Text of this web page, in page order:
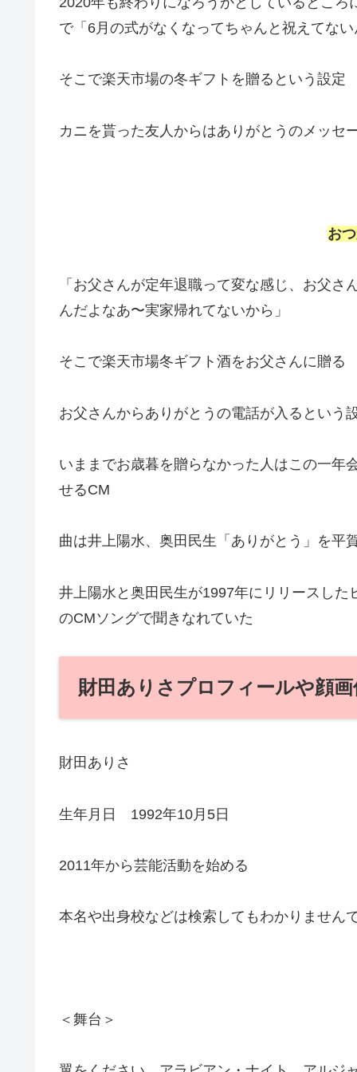
で「6月の式がなくなってちゃんと祝えてな
そこで楽天市場の冬ギフトを贈るという設定
カニを貰った友人からはありがとうのメッセ
お
「お父さんが定年退職って変な感じ、お父
んだよなあ〜実家帰れてないから」
そこで楽天市場冬ギフト酒をお父さんに贈る
お父さんからありがとうの電話が入るという
いままでお歳暮を贈らなかった人はこの一年
せるCM
曲は井上陽水、奥田民生「ありがとう」を平
井上陽水と奥田民生が1997年にリリースし
のCMソングで聞きなれていた
財田ありさプロフィールや顔
財田ありさ
生年月日 1992年10月5日
2011年から芸能活動を始める
本名や出身校などは検索してもわかりません
＜舞台＞